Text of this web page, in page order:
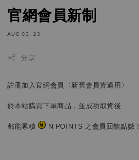
官網會員新制
AUG 03, 23
分享
註冊加入官網會員〈新舊會員皆適用〉
於本站購買下單商品，並成功取貨後
都能累積 N POINTS 之會員回饋點數！